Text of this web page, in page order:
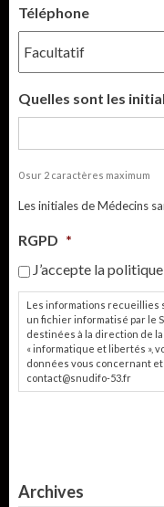
Téléphone
Quelles sont les
0 sur 2 caractères maximum
Les initiales de Médecins
RGPD *
J’accepte la
Les informations recueillies
un fichier informatisé par le
destinées à la direction de
« informatique et libertés »,
données vous concernant
contact@snudifo-53.fr
Archives